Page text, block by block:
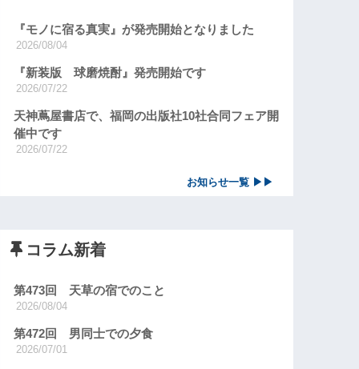
『モノに宿る真実』が発売開始となりました
2026/08/04
『新装版 球磨焼酎』発売開始です
2026/07/22
天神蔦屋書店で、福岡の出版社10社合同フェア開
催中です
2026/07/22
お知らせ一覧 ▶▶
コラム新着
第473回 天草の宿でのこと
2026/08/04
第472回 男同士での夕食
2026/07/01